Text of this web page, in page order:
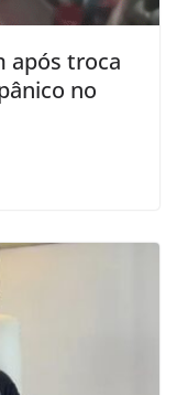
após troca
no